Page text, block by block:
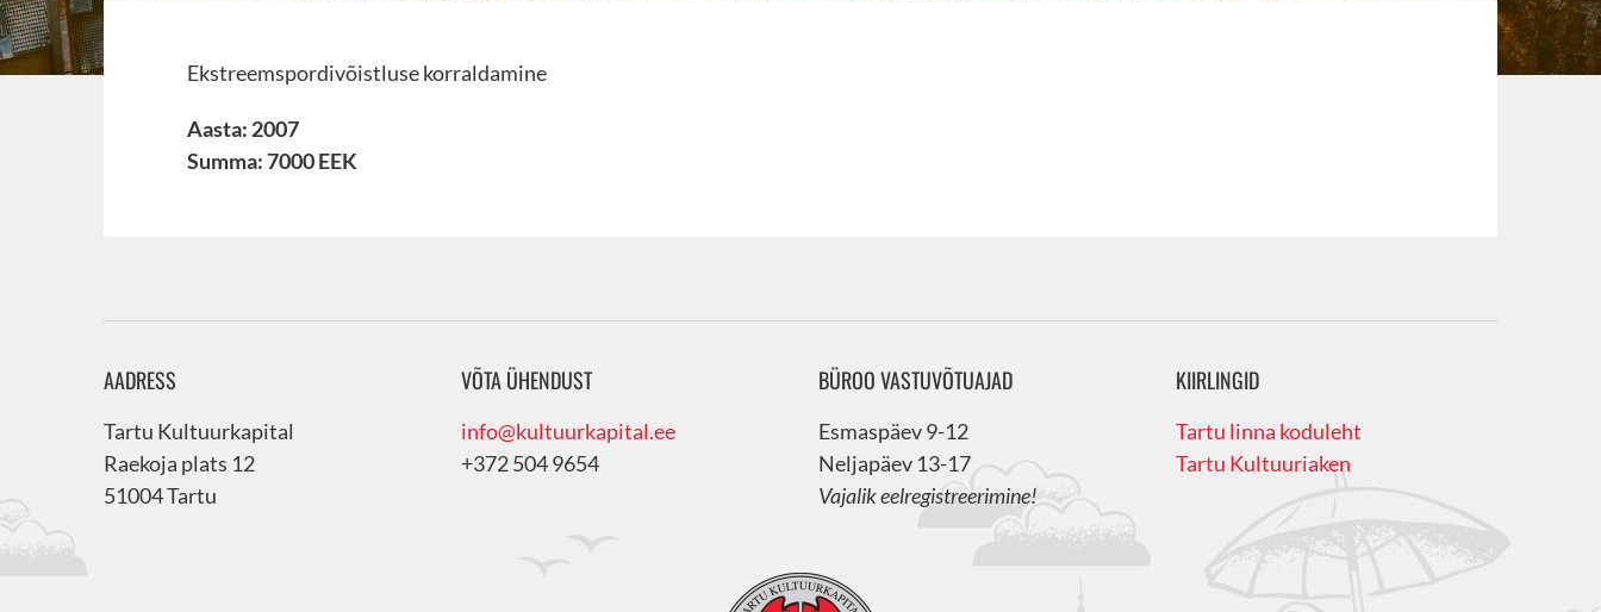
Ekstreemspordivõistluse korraldamine
Aasta: 2007
Summa: 7000 EEK
AADRESS
Tartu Kultuurkapital
Raekoja plats 12
51004 Tartu
VÕTA ÜHENDUST
info@kultuurkapital.ee
+372 504 9654
BÜROO VASTUVÕTUAJAD
Esmaspäev 9-12
Neljapäev 13-17
Vajalik eelregistreerimine!
KIIRLINGID
Tartu linna koduleht
Tartu Kultuuriaken